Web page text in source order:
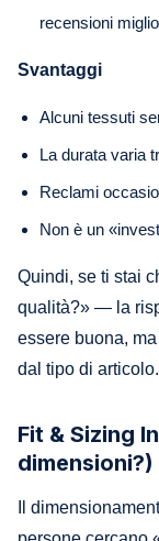
recensioni
Svantaggi
Alcuni tessuti
La durata varia
Reclami
Non è un
Quindi, se ti stai
qualità?» — la
essere buona,
dal tipo di articolo.
Fit & Sizing
dimensioni?)
Il